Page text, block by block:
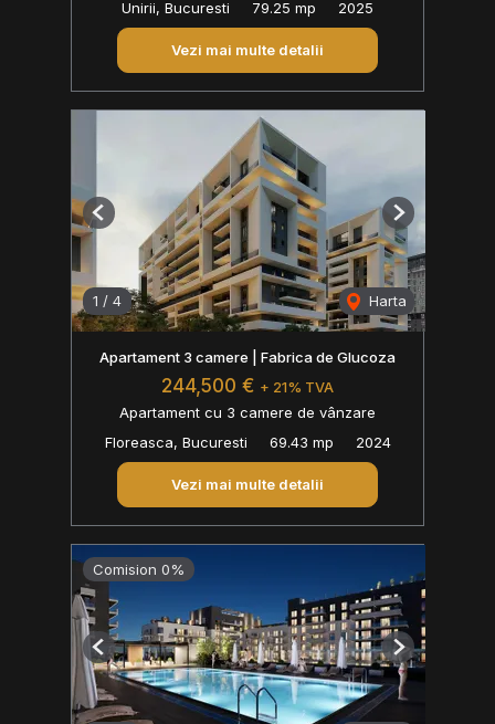
Unirii, Bucuresti 79.25 mp 2025
Vezi mai multe detalii
1 / 4 Harta
Previous Next
Apartament 3 camere | Fabrica de Glucoza
244,500 € + 21% TVA
Apartament cu 3 camere de vânzare
Floreasca, Bucuresti
69.43 mp 2024
Vezi mai multe detalii
Comision 0%
Previous Next